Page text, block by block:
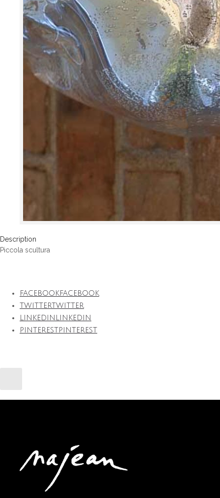
Description
Piccola scultura
FACEBOOKFACEBOOK
TWITTERTWITTER
LINKEDIN
LINKEDIN
PINTERESTPINTEREST